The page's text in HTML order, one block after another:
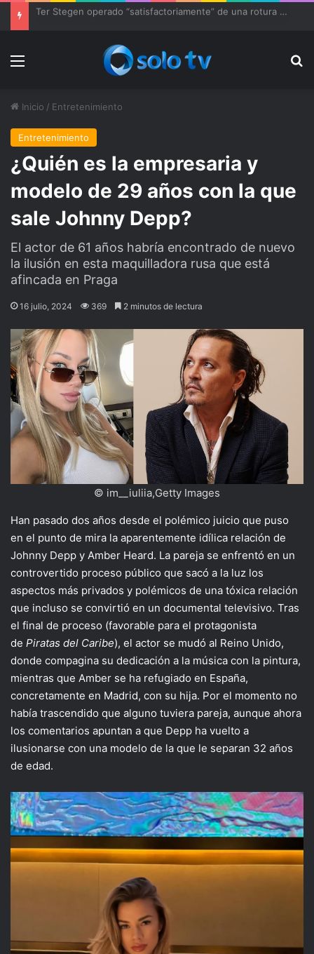
Ter Stegen operado “satisfactoriamente” de una rotura completa del tendón rotuliano
Menu
Inicio / Entretenimiento
Entretenimiento
¿Quién es la empresaria y
modelo de 29 años con la que
sale Johnny Depp?
El actor de 61 años habría encontrado de nuevo
la ilusión en esta maquilladora rusa que está
afincada en Praga
16 julio, 2024 369 2 minutos de lectura
© im__iuliia,Getty Images
Han pasado dos años desde el polémico juicio que puso
en el punto de mira la aparentemente idílica relación de
Johnny Depp y Amber Heard. La pareja se enfrentó en un
controvertido proceso público que sacó a la luz los
aspectos más privados y polémicos de una tóxica relación
que incluso se convirtió en un documental televisivo. Tras
el final de proceso (favorable para el protagonista
de Piratas del Caribe), el actor se mudó al Reino Unido,
donde compagina su dedicación a la música con la pintura,
mientras que Amber se ha refugiado en España,
concretamente en Madrid, con su hija. Por el momento no
había trascendido que alguno tuviera pareja, aunque ahora
los comentarios apuntan a que Depp ha vuelto a
ilusionarse con una modelo de la que le separan 32 años
de edad.